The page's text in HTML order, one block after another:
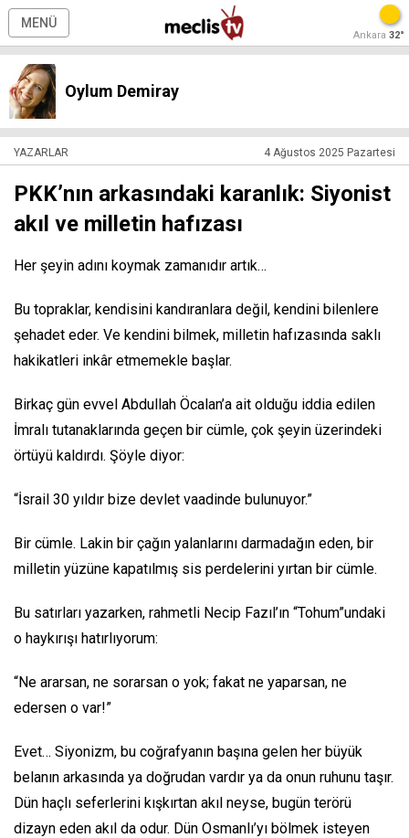
MENÜ
Ankara 32°
Oylum Demiray
YAZARLAR 4 Ağustos 2025 Pazartesi
PKK’nın arkasındaki karanlık: Siyonist
akıl ve milletin hafızası
Her şeyin adını koymak zamanıdır artık…
Bu topraklar, kendisini kandıranlara değil, kendini bilenlere
şehadet eder. Ve kendini bilmek, milletin hafızasında saklı
hakikatleri inkâr etmemekle başlar.
Birkaç gün evvel Abdullah Öcalan’a ait olduğu iddia edilen
İmralı tutanaklarında geçen bir cümle, çok şeyin üzerindeki
örtüyü kaldırdı. Şöyle diyor:
“İsrail 30 yıldır bize devlet vaadinde bulunuyor.”
Bir cümle. Lakin bir çağın yalanlarını darmadağın eden, bir
milletin yüzüne kapatılmış sis perdelerini yırtan bir cümle.
Bu satırları yazarken, rahmetli Necip Fazıl’ın “Tohum”undaki
o haykırışı hatırlıyorum:
“Ne ararsan, ne sorarsan o yok; fakat ne yaparsan, ne
edersen o var!”
Evet… Siyonizm, bu coğrafyanın başına gelen her büyük
belanın arkasında ya doğrudan vardır ya da onun ruhunu taşır.
Dün haçlı seferlerini kışkırtan akıl neyse, bugün terörü
dizayn eden akıl da odur. Dün Osmanlı’yı bölmek isteyen